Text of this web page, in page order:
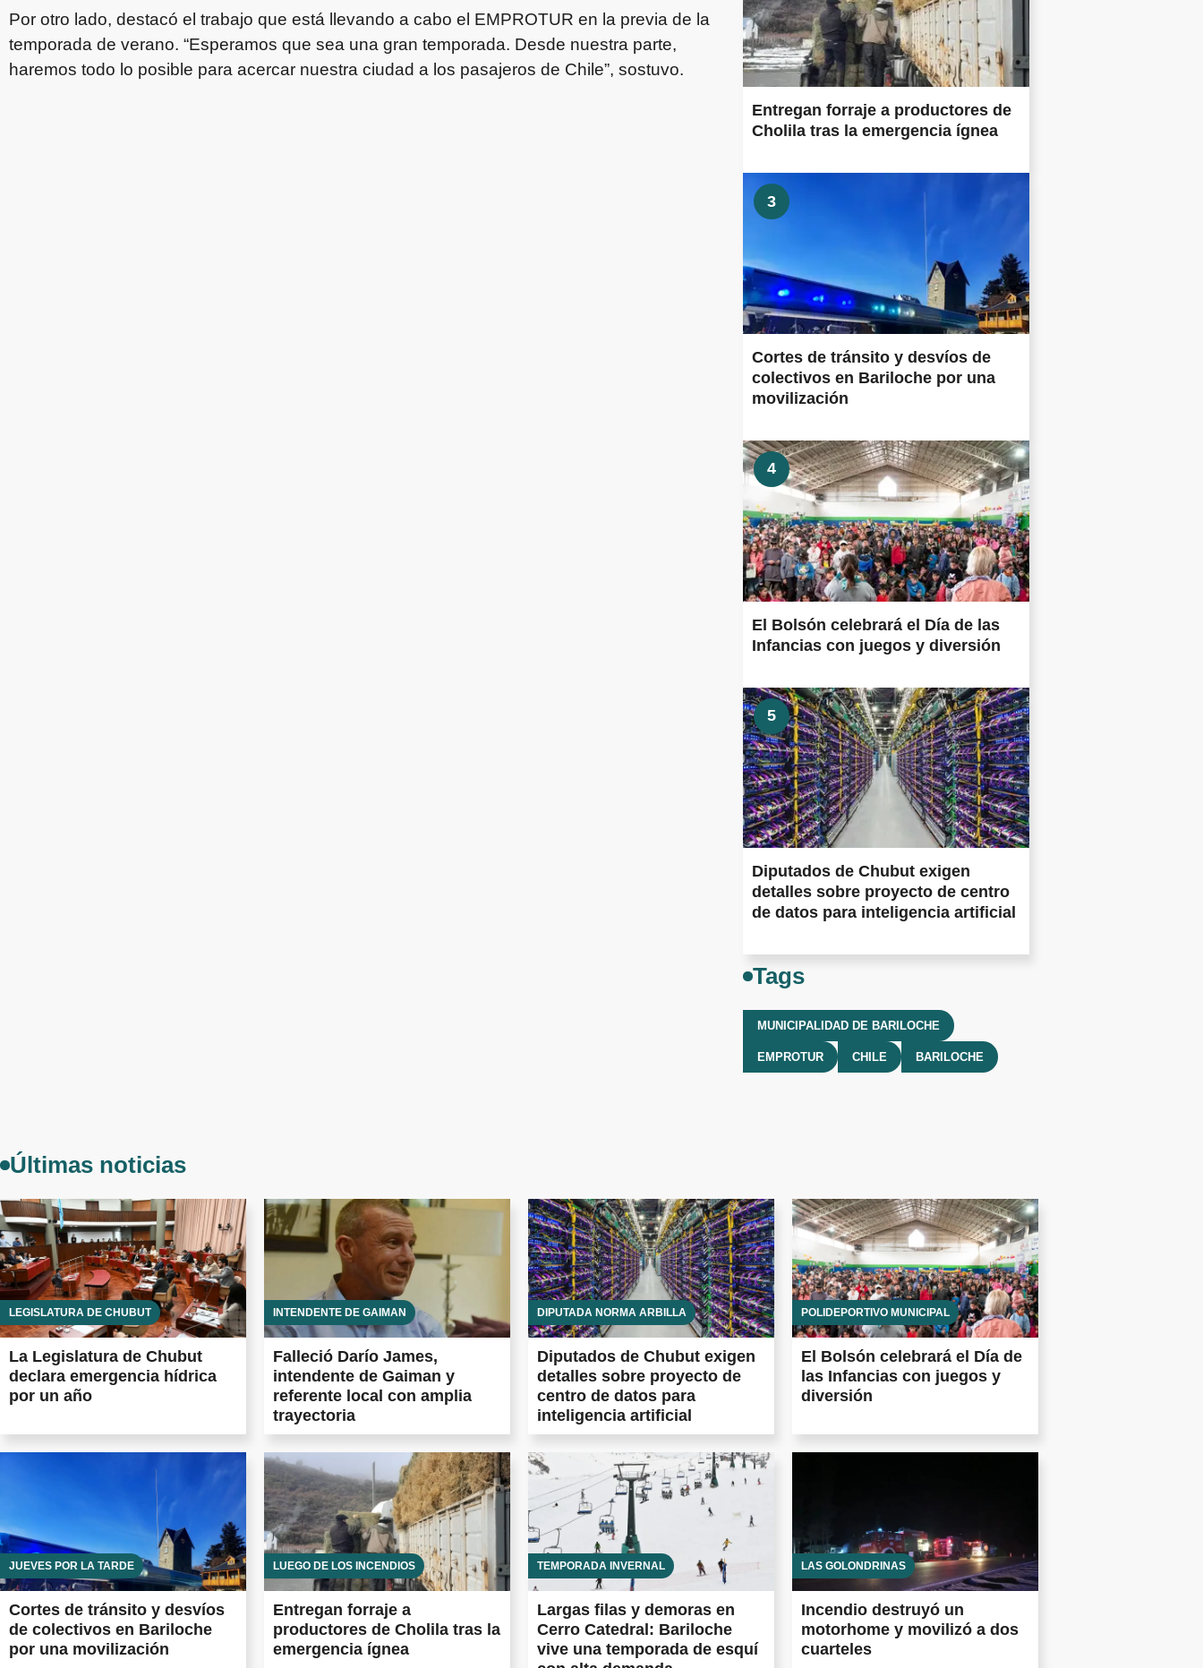
Por otro lado, destacó el trabajo que está llevando a cabo el EMPROTUR en la previa de la
temporada de verano. “Esperamos que sea una gran temporada. Desde nuestra parte,
haremos todo lo posible para acercar nuestra ciudad a los pasajeros de Chile”, sostuvo.
Entregan forraje a productores de
Cholila tras la emergencia ígnea
3
Cortes de tránsito y desvíos de
colectivos en Bariloche por una
movilización
4
El Bolsón celebrará el Día de las
Infancias con juegos y diversión
5
Diputados de Chubut exigen
detalles sobre proyecto de centro
de datos para inteligencia artificial
Tags
MUNICIPALIDAD DE BARILOCHE
EMPROTUR CHILE BARILOCHE
Últimas noticias
LEGISLATURA DE CHUBUT
La Legislatura de Chubut
declara emergencia hídrica
por un año
INTENDENTE DE GAIMAN
Falleció Darío James,
intendente de Gaiman y
referente local con amplia
trayectoria
DIPUTADA NORMA ARBILLA
Diputados de Chubut exigen
detalles sobre proyecto de
centro de datos para
inteligencia artificial
POLIDEPORTIVO MUNICIPAL
El Bolsón celebrará el Día de
las Infancias con juegos y
diversión
JUEVES POR LA TARDE
Cortes de tránsito y desvíos
de colectivos en Bariloche
por una movilización
LUEGO DE LOS INCENDIOS
Entregan forraje a
productores de Cholila tras la
emergencia ígnea
TEMPORADA INVERNAL
Largas filas y demoras en
Cerro Catedral: Bariloche
vive una temporada de esquí
LAS GOLONDRINAS
Incendio destruyó un
motorhome y movilizó a dos
cuarteles